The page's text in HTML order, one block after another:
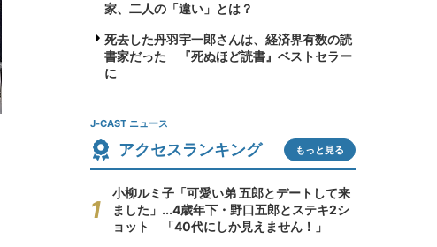
家、二人の「違い」とは？
死去した丹羽宇一郎さんは、経済界有数の読
書家だった 『死ぬほど読書』ベストセラー
に
J-CAST ニュース
アクセスランキング もっと見る
小柳ルミ子「可愛い弟 五郎とデートして来
ました」...4歳年下・野口五郎とステキ2シ
ョット 「40代にしか見えません！」